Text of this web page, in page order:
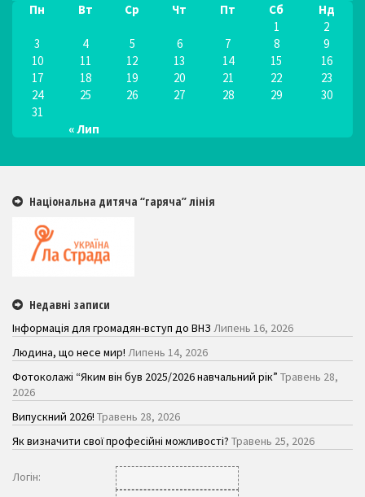
Пн
Вт Ср Чт Пт Сб Нд
« Лип
1
2
3
4 5 6 7 8
9
10
11 12 13 14 15
16
17
18 19 20 21 22
23
24
25 26 27 28 29
30
31
Національна дитяча “гаряча” лінія
Недавні записи
Інформація для громадян-вступ до ВНЗ Липень 16, 2026
Людина, що несе мир! Липень 14, 2026
Фотоколажі “Яким він був 2025/2026 навчальний рік” Травень 28,
2026
Випускний 2026! Травень 28, 2026
Як визначити свої професійні можливості? Травень 25, 2026
Логiн: